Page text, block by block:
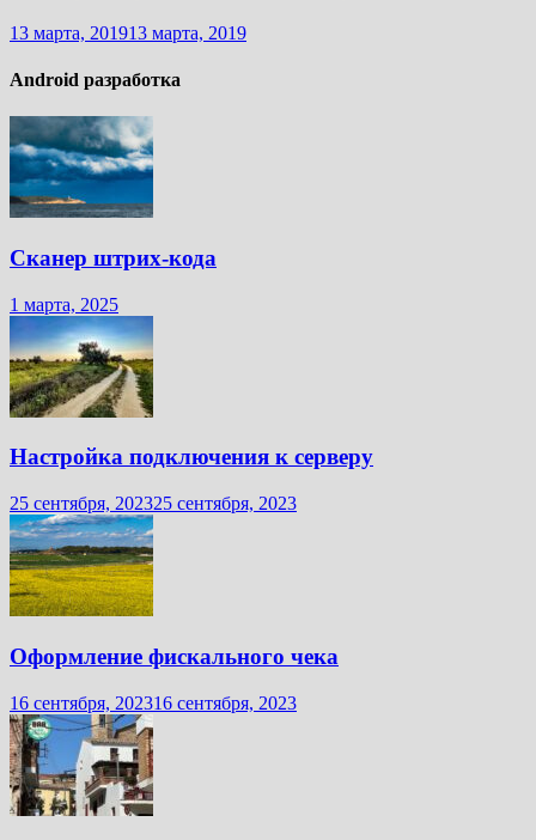
13 марта, 201913 марта, 2019
Android разработка
Сканер штрих-кода
1 марта, 2025
Настройка подключения к серверу
25 сентября, 202325 сентября, 2023
Оформление фискального чека
16 сентября, 202316 сентября, 2023